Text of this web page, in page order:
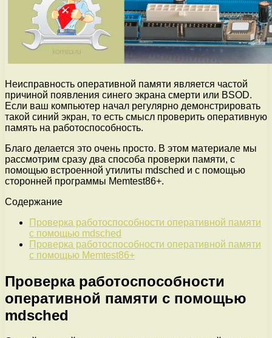
Неисправность оперативной памяти является частой
причиной появления синего экрана смерти или BSOD.
Если ваш компьютер начал регулярно демонстрировать
такой синий экран, то есть смысл проверить оперативную
память на работоспособность.
Благо делается это очень просто. В этом материале мы
рассмотрим сразу два способа проверки памяти, с
помощью встроенной утилиты mdsched и с помощью
сторонней программы Memtest86+.
Содержание
Проверка работоспособности оперативной памяти
с помощью mdsched
Проверка работоспособности оперативной памяти
с помощью Memtest86+
Проверка работоспособности
оперативной памяти с помощью
mdsched